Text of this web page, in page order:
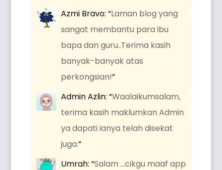
Azmi Bravo: “Laman blog yang
sangat membantu para ibu
bapa dan guru..Terima kasih
banyak-banyak atas
perkongsian!”
Admin Azlin: “Waalaikumsalam,
terima kasih maklumkan Admin
ya dapati ianya telah disekat
juga.”
Umrah: “Salam …cikgu maaf app